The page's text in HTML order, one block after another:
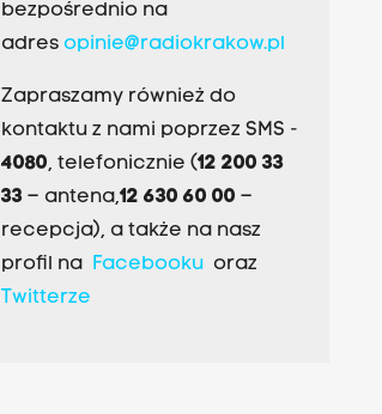
bezpośrednio na
adres opinie@radiokrakow.pl
Zapraszamy również do
kontaktu z nami poprzez SMS -
4080, telefonicznie (12 200 33
33– antena,12 630 60 00 –
recepcja), a także na nasz
profil na Facebookuoraz
Twitterze